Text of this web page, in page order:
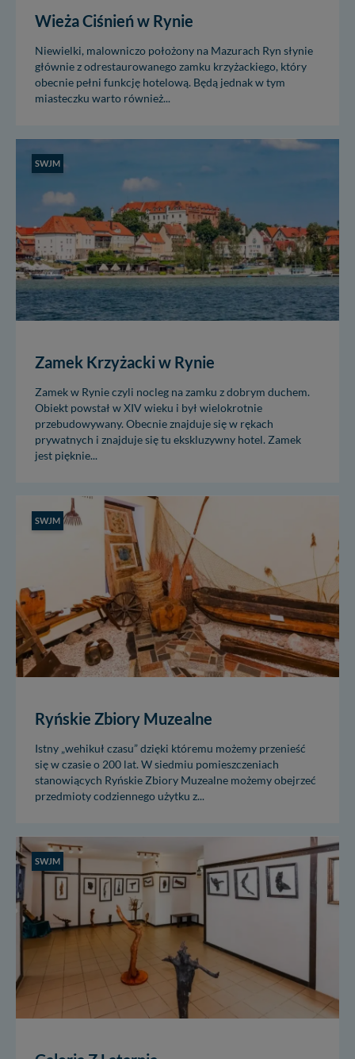
Wieża Ciśnień w Rynie
Niewielki, malowniczo położony na Mazurach Ryn słynie
głównie z odrestaurowanego zamku krzyżackiego, który
obecnie pełni funkcję hotelową. Będą jednak w tym
miasteczku warto również...
SWJM
Zamek Krzyżacki w Rynie
Zamek w Rynie czyli nocleg na zamku z dobrym duchem.
Obiekt powstał w XIV wieku i był wielokrotnie
przebudowywany. Obecnie znajduje się w rękach
prywatnych i znajduje się tu ekskluzywny hotel. Zamek
jest pięknie...
SWJM
Ryńskie Zbiory Muzealne
Istny „wehikuł czasu” dzięki któremu możemy przenieść
się w czasie o 200 lat. W siedmiu pomieszczeniach
stanowiących Ryńskie Zbiory Muzealne możemy obejrzeć
przedmioty codziennego użytku z...
SWJM